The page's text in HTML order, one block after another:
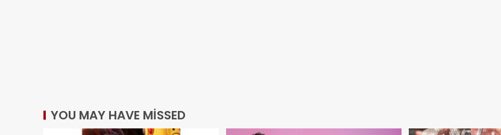
YOU MAY HAVE MISSED